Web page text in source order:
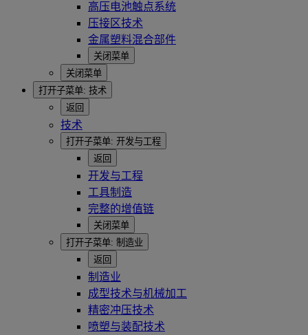
高压电池触点系统
压接区技术
金属塑料混合部件
关闭菜单
关闭菜单
打开子菜单: 技术
返回
技术
打开子菜单: 开发与工程
返回
开发与工程
工具制造
完整的增值链
关闭菜单
打开子菜单: 制造业
返回
制造业
成型技术与机械加工
精密冲压技术
喷塑与装配技术